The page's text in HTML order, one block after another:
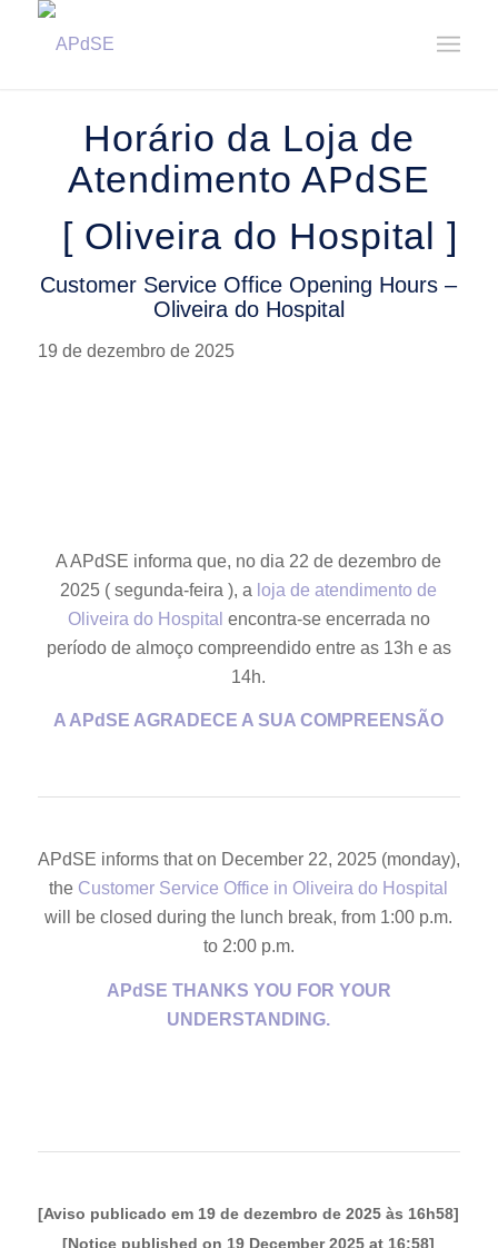
Horário da Loja de Atendimento – Oliveira do Hospital || Customer ...
Horário da Loja de
Atendimento APdSE
[ Oliveira do Hospital ]
Customer Service Office Opening Hours –
Oliveira do Hospital
19 de dezembro de 2025
A APdSE informa que, no dia 22 de dezembro de
2025 ( segunda-feira ), a loja de atendimento de
Oliveira do Hospital encontra-se encerrada no
período de almoço compreendido entre as 13h e as
14h.
A APdSE AGRADECE A SUA COMPREENSÃO
APdSE informs that on December 22, 2025 (monday),
the Customer Service Office in Oliveira do Hospital
will be closed during the lunch break, from 1:00 p.m.
to 2:00 p.m.
APdSE THANKS YOU FOR YOUR
UNDERSTANDING.
[Aviso publicado em 19 de dezembro de 2025 às 16h58]
[Notice published on 19 December 2025 at 16:58]